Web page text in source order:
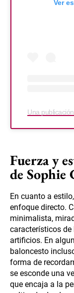
Ver
Fuerza y
de Sophie
En cuanto a
enfoque directo.
minimalista,
característicos de
artificios. En
baloncesto
forma de
se esconde una
que encaja a la